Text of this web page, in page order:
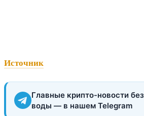
Источник
Главные крипто-новости без
воды — в нашем Telegram